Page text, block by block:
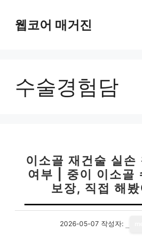
웹코어 매거진
수술경험담
이소골 재건술 실손
여부 | 중이 이소골
보장, 직접 해
2026-05-07 작성자: